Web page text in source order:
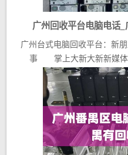
广州回收平台电脑电话
广州台式电脑回收平台：新
事 掌上大新大新新媒体